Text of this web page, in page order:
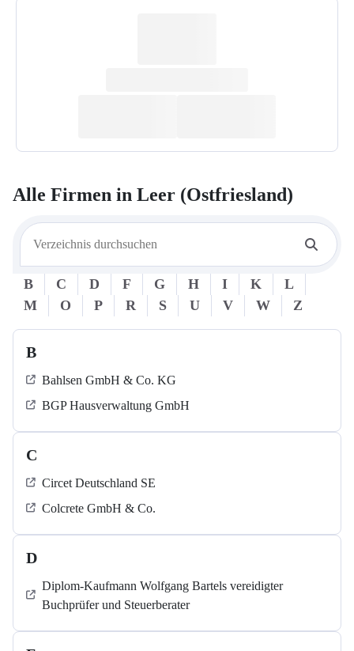
Alle Firmen in Leer (Ostfriesland)
B C D F G H I K
L
M
O P R S U V W Z
B
Bahlsen GmbH & Co. KG
BGP Hausverwaltung GmbH
C
Circet Deutschland SE
Colcrete GmbH & Co.
D
Diplom-Kaufmann Wolfgang Bartels vereidigter
Buchprüfer und Steuerberater